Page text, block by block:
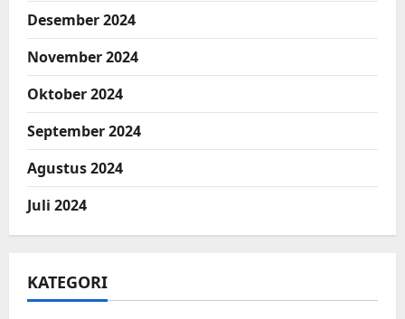
Desember 2024
November 2024
Oktober 2024
September 2024
Agustus 2024
Juli 2024
KATEGORI